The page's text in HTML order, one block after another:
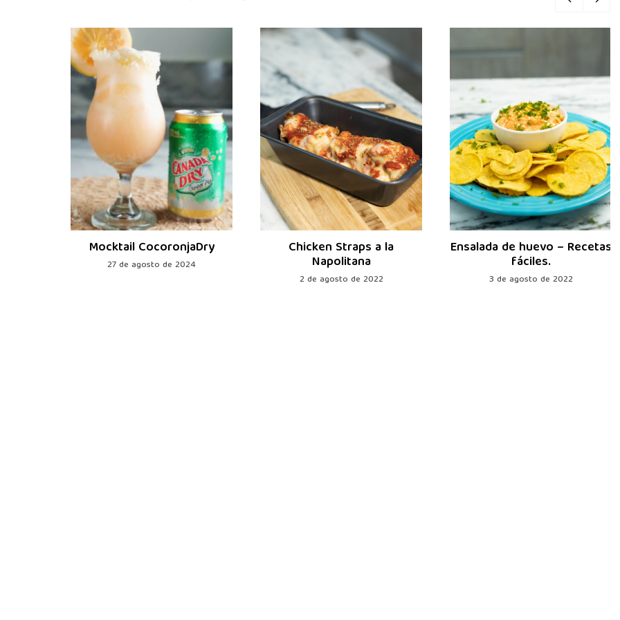
Mocktail CocoronjaDry
27 de agosto de 2024
Chicken Straps a la
Napolitana
2 de agosto de 2022
Ensalada de huevo – Recetas
fáciles.
3 de agosto de 2022